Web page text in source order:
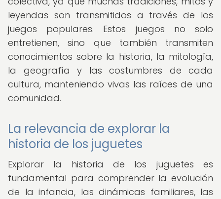
leyendas son transmitidos a través de los
juegos populares. Estos juegos no solo
entretienen, sino que también transmiten
conocimientos sobre la historia, la mitología,
la geografía y las costumbres de cada
cultura, manteniendo vivas las raíces de una
comunidad.
La relevancia de explorar la
historia de los juguetes
Explorar la historia de los juguetes es
fundamental para comprender la evolución
de la infancia, las dinámicas familiares, las